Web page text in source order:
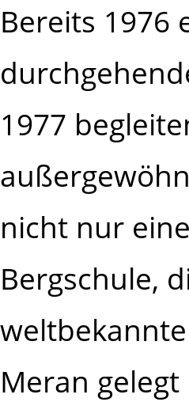
Bereits 1976
1977
nicht nur
Bergschule,
Meran gelegt